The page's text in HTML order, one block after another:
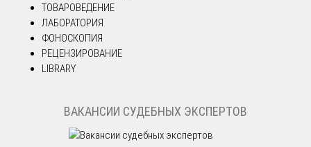
ТОВАРОВЕДЕНИЕ
ЛАБОРАТОРИЯ
ФОНОСКОПИЯ
РЕЦЕНЗИРОВАНИЕ
LIBRARY
ВАКАНСИИ СУДЕБНЫХ ЭКСПЕРТОВ